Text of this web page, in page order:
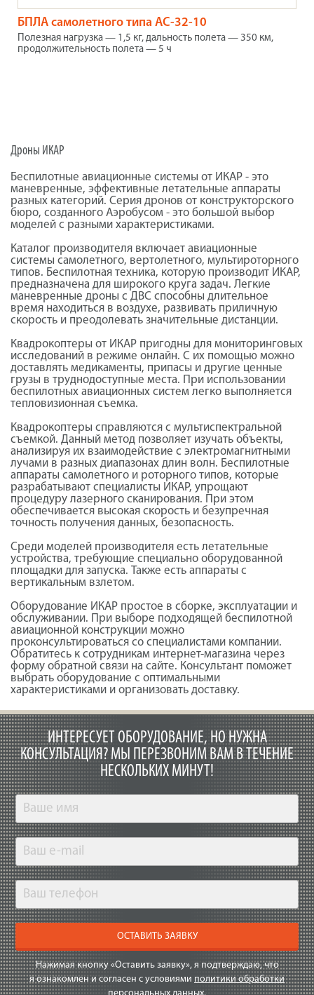
БПЛА самолетного типа АС-32-10
Полезная нагрузка — 1,5 кг, дальность полета — 350 км,
продолжительность полета — 5 ч
Дроны ИКАР
Беспилотные авиационные системы от ИКАР - это
маневренные, эффективные летательные аппараты
разных категорий. Серия дронов от конструкторского
бюро, созданного Аэробусом - это большой выбор
моделей с разными характеристиками.
Каталог производителя включает авиационные
системы самолетного, вертолетного, мультироторного
типов. Беспилотная техника, которую производит ИКАР,
предназначена для широкого круга задач. Легкие
маневренные дроны с ДВС способны длительное
время находиться в воздухе, развивать приличную
скорость и преодолевать значительные дистанции.
Квадрокоптеры от ИКАР пригодны для мониторинговых
исследований в режиме онлайн. С их помощью можно
доставлять медикаменты, припасы и другие ценные
грузы в труднодоступные места. При использовании
беспилотных авиационных систем легко выполняется
тепловизионная съемка.
Квадрокоптеры справляются с мультиспектральной
съемкой. Данный метод позволяет изучать объекты,
анализируя их взаимодействие с электромагнитными
лучами в разных диапазонах длин волн. Беспилотные
аппараты самолетного и роторного типов, которые
разрабатывают специалисты ИКАР, упрощают
процедуру лазерного сканирования. При этом
обеспечивается высокая скорость и безупречная
точность получения данных, безопасность.
Среди моделей производителя есть летательные
устройства, требующие специально оборудованной
площадки для запуска. Также есть аппараты с
вертикальным взлетом.
Оборудование ИКАР простое в сборке, эксплуатации и
обслуживании. При выборе подходящей беспилотной
авиационной конструкции можно
проконсультироваться со специалистами компании.
Обратитесь к сотрудникам интернет-магазина через
форму обратной связи на сайте. Консультант поможет
выбрать оборудование с оптимальными
характеристиками и организовать доставку.
ИНТЕРЕСУЕТ ОБОРУДОВАНИЕ, НО НУЖНА
КОНСУЛЬТАЦИЯ? МЫ ПЕРЕЗВОНИМ ВАМ В ТЕЧЕНИЕ
НЕСКОЛЬКИХ МИНУТ!
ОСТАВИТЬ ЗАЯВКУ
Нажимая кнопку «Оставить заявку», я подтверждаю, что
я ознакомлен и согласен с условиями политики обработки